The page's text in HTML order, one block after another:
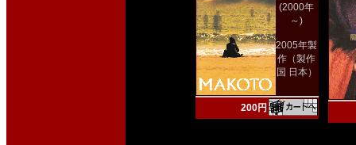
(2000年
～)
2005年製
作（製作
国 日本）
200円